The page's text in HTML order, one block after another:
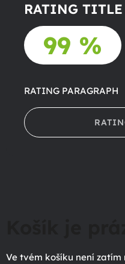
RATING TITLE
99 %
RATING PARAGRAPH
Ve tvém košíku není zatím